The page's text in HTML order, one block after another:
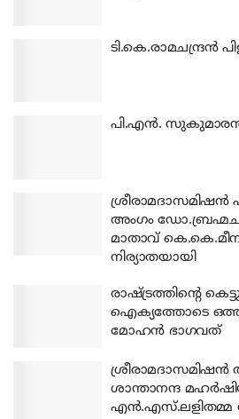
ടി.കെ.രാമചന്ദ്രന്‍
പി.എന്‍. സുകുമാരന്‍
ശ്രീരാമദാസമിഷന്‍
അംഗം
മാതാവ്
നിര്യാതയായി
രാഷ്ട്രത്തിന്റെ
ഐക്യത്തോടെ
മോഹന്‍ ഭാഗവത്
ശാന്താനന്ദ
എന്‍.എസ്.ലളിതമ്മ